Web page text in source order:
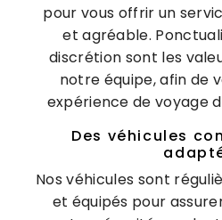
pour vous offrir un
et agréable.
discrétion sont les
notre équipe, afin de
expérience de voyage
Des véhicules
Nos véhicules sont
et équipés pour